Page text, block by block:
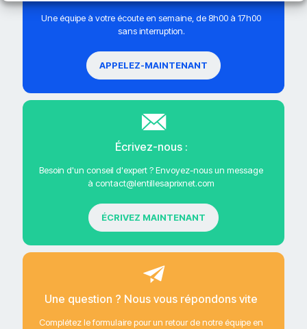
Une équipe à votre écoute en semaine, de 8h00 à 17h00
sans interruption.
APPELEZ-MAINTENANT
Écrivez-nous :
Besoin d'un conseil d'expert ? Envoyez-nous un message
à contact@lentillesaprixnet.com
ÉCRIVEZ MAINTENANT
Une question ? Nous vous répondons vite
Complétez le formulaire pour un retour de notre équipe en